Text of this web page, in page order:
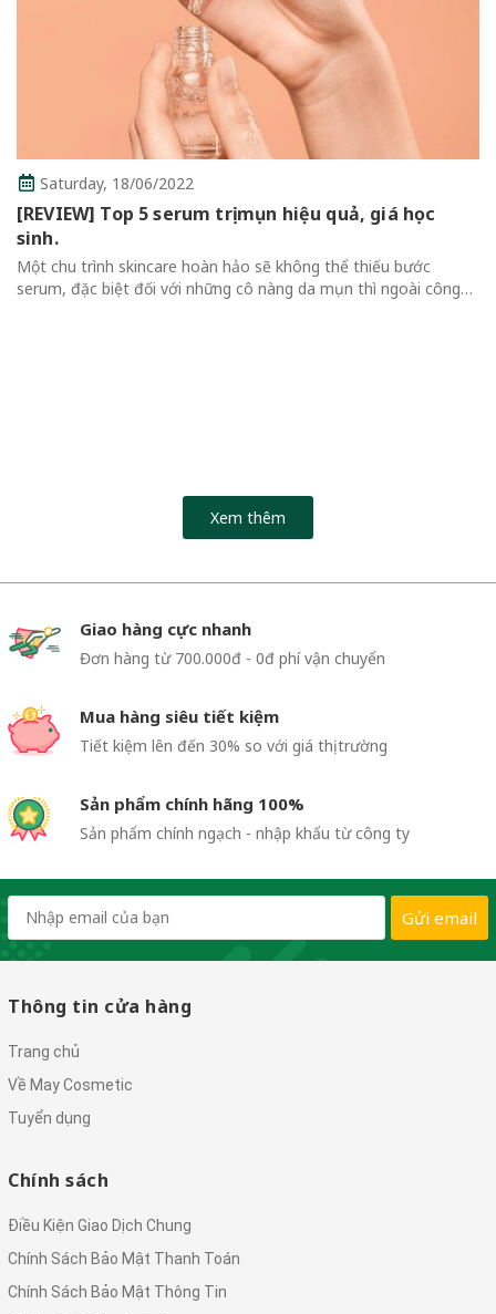
18/06/2022
Top 5 serum trị mụn hiệu quả, giá học
skincare hoàn hảo sẽ không thể thiếu bước
biệt đối với những cô nàng da mụn thì ngoài công
Xem thêm
Giao hàng cực nhanh
Đơn hàng từ 700.000đ - 0đ phí vận chuyển
Mua hàng siêu tiết kiệm
Tiết kiệm lên đến 30% so với giá thị trường
Sản phẩm chính hãng 100%
Sản phẩm chính ngạch - nhập khẩu từ công ty
Gửi email
Thông tin cửa hàng
Trang chủ
Về May Cosmetic
Tuyển dụng
Chính sách
Điều Kiện Giao Dịch Chung
Chính Sách Bảo Mật Thanh Toán
Chính Sách Bảo Mật Thông Tin